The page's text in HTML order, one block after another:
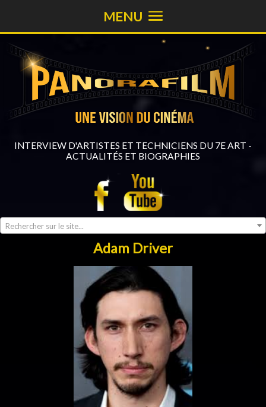
INTERVIEW D'ARTISTES ET TECHNICIENS DU 7E ART -
ACTUALITÉS ET BIOGRAPHIES
Rechercher sur le site...
MENU
Adam Driver